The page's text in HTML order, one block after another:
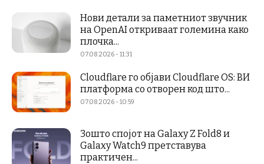
Нови детали за паметниот звучник
на OpenAI откриваат големина како
плочка...
07.08.2026 - 11:31
Cloudflare го објави Cloudflare OS: ВИ
платформа со отворен код што...
07.08.2026 - 10:59
Зошто спојот на Galaxy Z Fold8 и
Galaxy Watch9 претставува
практичен...